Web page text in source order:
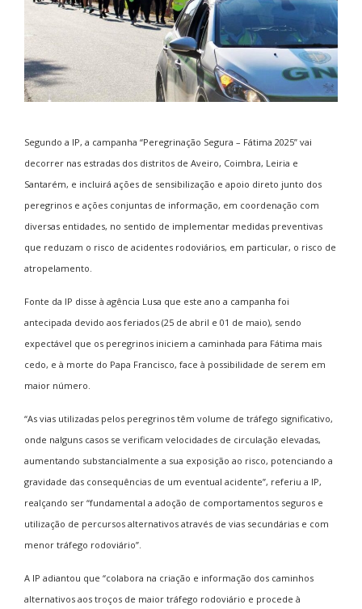
Segundo a IP, a campanha “Peregrinação Segura – Fátima 2025” vai
decorrer nas estradas dos distritos de Aveiro, Coimbra, Leiria e
Santarém, e incluirá ações de sensibilização e apoio direto junto dos
peregrinos e ações conjuntas de informação, em coordenação com
diversas entidades, no sentido de implementar medidas preventivas
que reduzam o risco de acidentes rodoviários, em particular, o risco de
atropelamento.
Fonte da IP disse à agência Lusa que este ano a campanha foi
antecipada devido aos feriados (25 de abril e 01 de maio), sendo
expectável que os peregrinos iniciem a caminhada para Fátima mais
cedo, e à morte do Papa Francisco, face à possibilidade de serem em
maior número.
“As vias utilizadas pelos peregrinos têm volume de tráfego significativo,
onde nalguns casos se verificam velocidades de circulação elevadas,
aumentando substancialmente a sua exposição ao risco, potenciando a
gravidade das consequências de um eventual acidente”, referiu a IP,
realçando ser “fundamental a adoção de comportamentos seguros e
utilização de percursos alternativos através de vias secundárias e com
menor tráfego rodoviário”.
A IP adiantou que “colabora na criação e informação dos caminhos
alternativos aos troços de maior tráfego rodoviário e procede à